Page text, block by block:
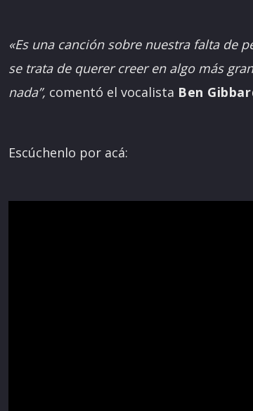
«Es una canción sobre nuestra falta de
se trata de querer creer en algo más
nada”, comentó el vocalista Ben
Escúchenlo por acá: